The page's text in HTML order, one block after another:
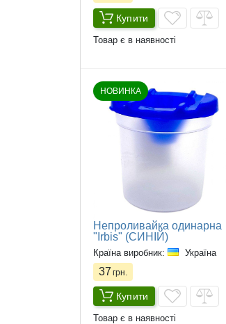
Купити
Товар є в наявності
НОВИНКА
Непроливайка одинарна
"Irbis" (СИНІЙ)
Країна виробник: Україна
37 грн.
Купити
Товар є в наявності